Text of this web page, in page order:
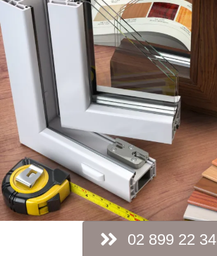
02 899 22 34